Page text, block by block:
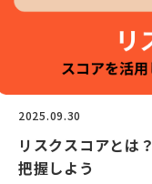
2025.09.30
リスクスコアとは
把握しよう